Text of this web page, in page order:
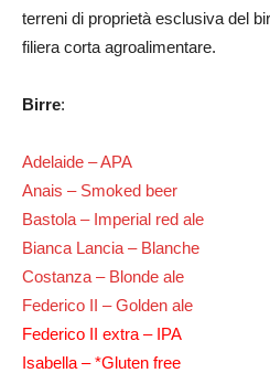
terreni di proprietà esclusiva del
filiera corta agroalimentare.
Birre:
Adelaide – APA
Anais – Smoked beer
Bastola – Imperial red ale
Bianca Lancia – Blanche
Costanza – Blonde ale
Federico II – Golden ale
Federico II extra – IPA
Isabella – *Gluten free